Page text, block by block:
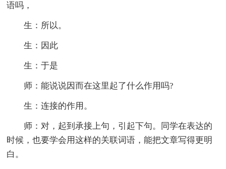
语吗，
生：所以。
生：因此
生：于是
师：能说说因而在这里起了什么作用吗?
生：连接的作用。
师：对，起到承接上句，引起下句。同学在表达的
时候，也要学会用这样的关联词语，能把文章写得更明
白。